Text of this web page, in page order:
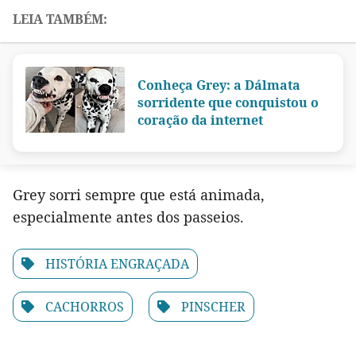
Conheça Grey: a Dálmata
sorridente que conquistou o
coração da internet
Grey sorri sempre que está animada,
especialmente antes dos passeios.
HISTÓRIA ENGRAÇADA
CACHORROS PINSCHER